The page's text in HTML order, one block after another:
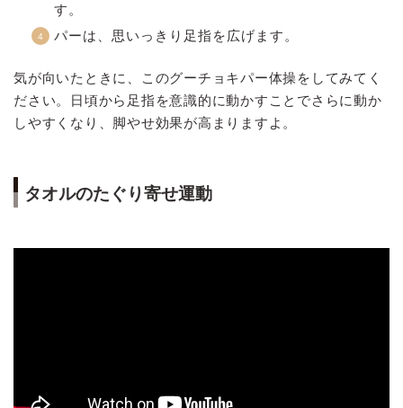
す。
パーは、思いっきり足指を広げます。
気が向いたときに、このグーチョキパー体操をしてみてく
ださい。日頃から足指を意識的に動かすことでさらに動か
しやすくなり、脚やせ効果が高まりますよ。
タオルのたぐり寄せ運動